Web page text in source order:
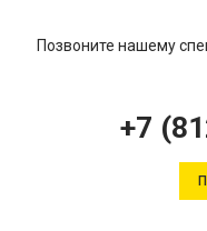
Позвоните нашему
+7